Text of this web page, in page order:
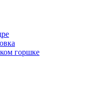
горшке